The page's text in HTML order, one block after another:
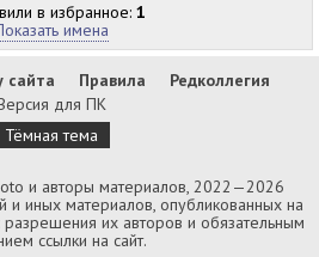
в избранное: 1
имена
сайта Правила
Редколлегия
для ПК
Тёмная тема
и авторы материалов, 2022—2026
и иных материалов, опубликованных на
разрешения их авторов и обязательным
ссылки на сайт.